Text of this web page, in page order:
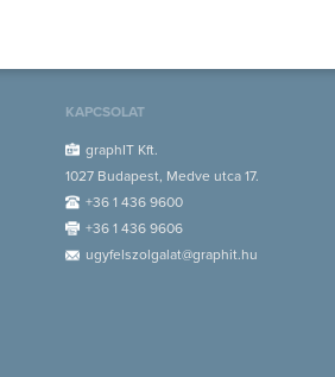
KAPCSOLAT
graphIT Kft.
1027 Budapest, Medve utca 17.
+36 1 436 9600
+36 1 436 9606
ugyfelszolgalat@graphit.hu